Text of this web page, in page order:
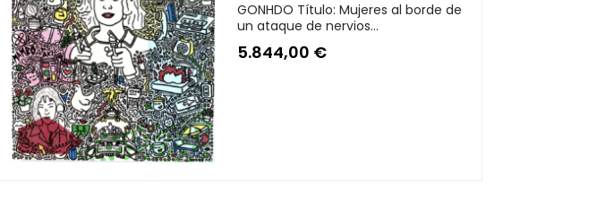
GONHDO Título: Mujeres al borde de
un ataque de nervios...
5.844,00 €